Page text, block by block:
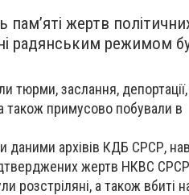
пам’яті жертв
радянським режимом
тюрми, заслання, депортації,
також примусово побували в
даними архівів КДБ СРСР,
жертв НКВС
розстріляні, а також вбиті